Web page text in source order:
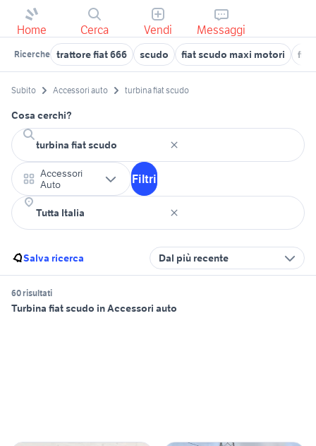
Home Cerca Vendi Messaggi
Ricerche trattore fiat 666 scudo fiat scudo maxi motori fiat
Subito Accessori auto turbina fiat scudo
Cosa cerchi?
Accessori
Auto
Filtri
Salva ricerca Dal più recente
60 risultati
Turbina fiat scudo in Accessori auto